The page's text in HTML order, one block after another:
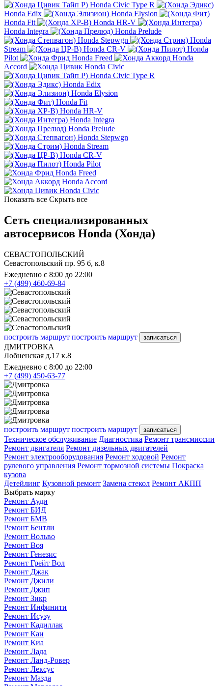
Honda Civic Type R
Honda Edix
Honda Elysion
Honda Fit
Honda HR-V
Honda Integra
Honda Prelude
Honda Stepwgn
Honda
Stream
Honda CR-V
Honda
Pilot
Honda Freed
Honda
Accord
Honda Civic
Honda Civic Type R
Honda Edix
Honda Elysion
Honda Fit
Honda HR-V
Honda Integra
Honda Prelude
Honda Stepwgn
Honda Stream
Honda CR-V
Honda Pilot
Honda Freed
Honda Accord
Honda Civic
Показать все Скрыть все
Сеть специализированных
автосервисов Honda (Хонда)
СЕВАСТОПОЛЬСКИЙ
Севастопольский пр. 95 б, к.8
Ежедневно с 8:00 до 22:00
+7 (499) 460-69-84
построить маршрут построить маршрут записаться
ДМИТРОВКА
Лобненская д.17 к.8
Ежедневно с 8:00 до 22:00
+7 (499) 450-63-77
построить маршрут построить маршрут записаться
Техническое обслуживание Диагностика Ремонт трансмиссии
Ремонт двигателя Ремонт дизельных двигателей
Ремонт электрооборудования Ремонт ходовой Ремонт
рулевого управления Ремонт тормозной системы Покраска
кузова
Детейлинг Кузовной ремонт Замена стекол Ремонт АКПП
Выбрать марку
Ремонт Ауди
Ремонт БИД
Ремонт БМВ
Ремонт Бентли
Ремонт Вольво
Ремонт Воя
Ремонт Генезис
Ремонт Грейт Вол
Ремонт Джак
Ремонт Джили
Ремонт Джип
Ремонт Зикр
Ремонт Инфинити
Ремонт Исузу
Ремонт Кадиллак
Ремонт Каи
Ремонт Киа
Ремонт Лада
Ремонт Ланд-Ровер
Ремонт Лексус
Ремонт Мазда